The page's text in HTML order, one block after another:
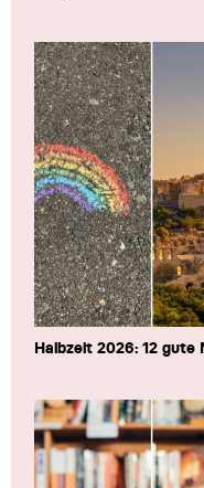
Halbzeit 2026: 12 gute